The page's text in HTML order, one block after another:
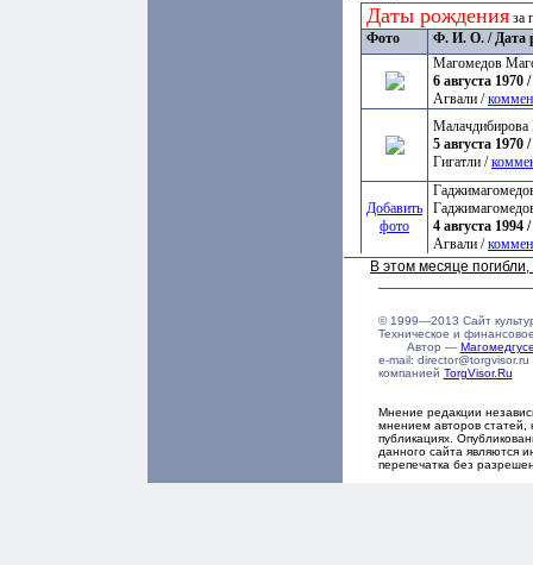
Даты рождения за
Фото
Ф. И. О. / Дата
Магомедов
6 августа 1970
Агвали /
5 августа 1970
Гигатли /
Добавить
фото
4 августа 1994
Агвали /
В этом месяце
© 1999—2013 Сайт
Техническое и
Автор —
e-mail:
компанией TorgVisor.Ru
Мнение редакции
мнением авторов статей,
публикациях.
данного сайта являются
перепечатка без